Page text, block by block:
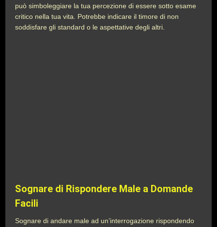
può simboleggiare la tua percezione di essere sotto esame
critico nella tua vita. Potrebbe indicare il timore di non
soddisfare gli standard o le aspettative degli altri.
Sognare di Rispondere Male a Domande
Facili
Sognare di andare male ad un’interrogazione rispondendo